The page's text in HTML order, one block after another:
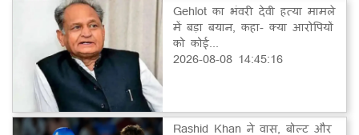
Gehlot का भंवरी देवी हत्या मामले
में बड़ा बयान, कहा- क्या आरोपियों
को कोई...
2026-08-08 14:45:16
Rashid Khan ने वास, बोल्ट और